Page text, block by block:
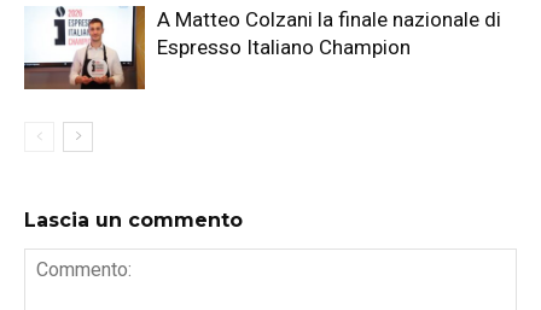
A Matteo Colzani la finale nazionale di
Espresso Italiano Champion
Lascia un commento